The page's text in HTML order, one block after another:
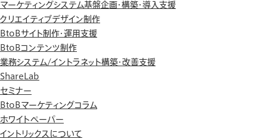
マーケティングシステム基盤企画・構築・導入支援
クリエイティブデザイン制作
BtoBサイト制作・運用支援
BtoBコンテンツ制作
業務システム/イントラネット構築・改善支援
ShareLab
セミナー
BtoBマーケティングコラム
ホワイトペーパー
イントリックスについて